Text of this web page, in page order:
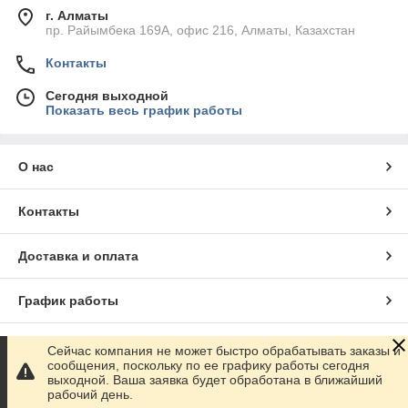
г. Алматы
пр. Райымбека 169А, офис 216, Алматы, Казахстан
Контакты
Сегодня выходной
Показать весь график работы
О нас
Контакты
Доставка и оплата
График работы
Полная версия сайта
Сайт создан на маркетплейсе Satu.kz
Сейчас компания не может быстро обрабатывать заказы и
сообщения, поскольку по ее графику работы сегодня
выходной. Ваша заявка будет обработана в ближайший
рабочий день.